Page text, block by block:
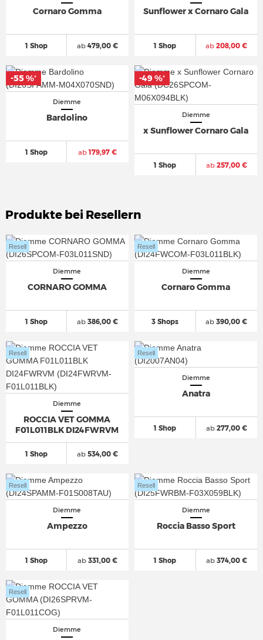
Cornaro Gomma
1 Shop ab 479,00 €
Sunflower x Cornaro Gala
1 Shop ab 208,00 €
Diemme
Bardolino
1 Shop ab179,97 €
-55 %*
Diemme
x Sunflower Cornaro Gala
1 Shop ab257,00 €
-49 %*
Produkte bei Resellern
Diemme
CORNARO GOMMA
1 Shop
Resell
ab 386,00 €
Diemme
Cornaro Gomma
3 Shops
Resell
ab 390,00 €
Diemme
ROCCIA VET GOMMA
F01L011BLK DI24FWRVM
1 Shop
Resell
ab 534,00 €
Diemme
Anatra
1 Shop
Resell
ab277,00 €
Diemme
Ampezzo
1 Shop
Resell
ab 331,00 €
Diemme
Roccia Basso Sport
1 Shop
Resell
ab374,00 €
Diemme
Resell